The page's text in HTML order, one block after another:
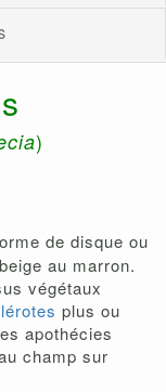
)
de disque ou
au marron.
végétaux
plus ou
apothécies
champ sur